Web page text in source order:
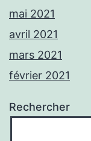
mai 2021
avril 2021
mars 2021
février 2021
Rechercher